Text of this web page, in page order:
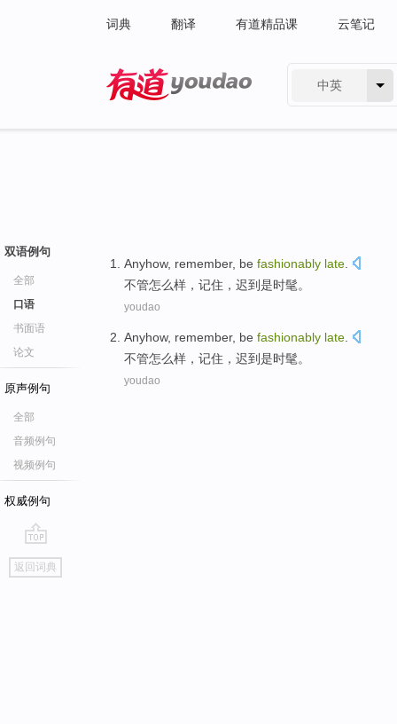
词典 翻译 有道精品课 云笔记
中英
双语例句
全部
口语
书面语
论文
原声例句
全部
音频例句
视频例句
权威例句
go
top
返回词典
Anyhow, remember, be fashionably late
不管怎么样 ， 记住 ， 迟到是时髦。
youdao
Anyhow, remember, be fashionably late
不管怎么样 ， 记住 ， 迟到是时髦。
youdao